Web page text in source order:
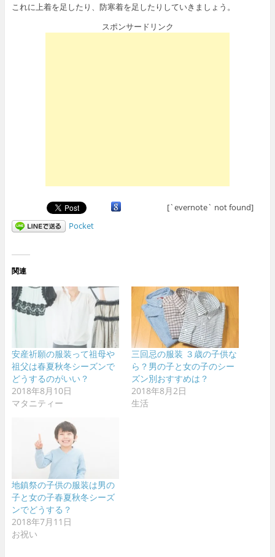
これに上着を足したり、防寒着を足したりしていきましょう。
スポンサードリンク
[`evernote` not found]
Pocket
関連
安産祈願の服装って祖母や
祖父は春夏秋冬シーズンで
どうするのがいい？
2018年8月10日
マタニティー
三回忌の服装 ３歳の子供な
ら？男の子と女の子のシー
ズン別おすすめは？
2018年8月2日
生活
地鎮祭の子供の服装は男の
子と女の子春夏秋冬シーズ
ンでどうする？
2018年7月11日
お祝い